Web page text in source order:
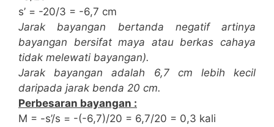
s’ = -20/3 = -6,7 cm
Jarak bayangan bertanda negatif artinya
bayangan bersifat maya atau berkas cahaya
tidak melewati bayangan).
Jarak bayangan adalah 6,7 cm lebih kecil
daripada jarak benda 20 cm.
Perbesaran bayangan :
M = -s’/s = -(-6,7)/20 = 6,7/20 = 0,3 kali